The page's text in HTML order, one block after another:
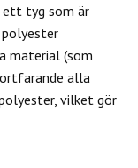
ett tyg som är
material (som
alla
vilket gör